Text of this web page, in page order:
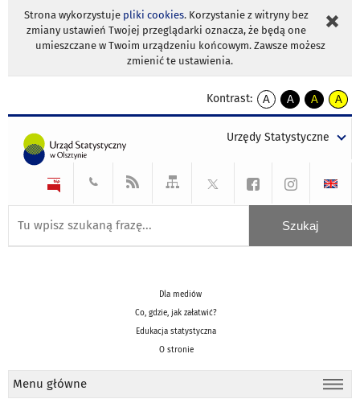
Strona wykorzystuje pliki cookies. Korzystanie z witryny bez
zmiany ustawień Twojej przeglądarki oznacza, że będą one
umieszczane w Twoim urządzeniu końcowym. Zawsze możesz
zmienić te ustawienia.
Kontrast:
A
kontrast
A
kontrast
tekst
czarnym
A
kontrast
tekst
czarnym
A
tekst
żółtym
Urzędy Statystyczne
Dla mediów
Co, gdzie, jak załatwić?
Edukacja statystyczna
O stronie
Menu główne